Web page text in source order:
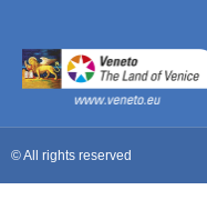
© All rights reserved